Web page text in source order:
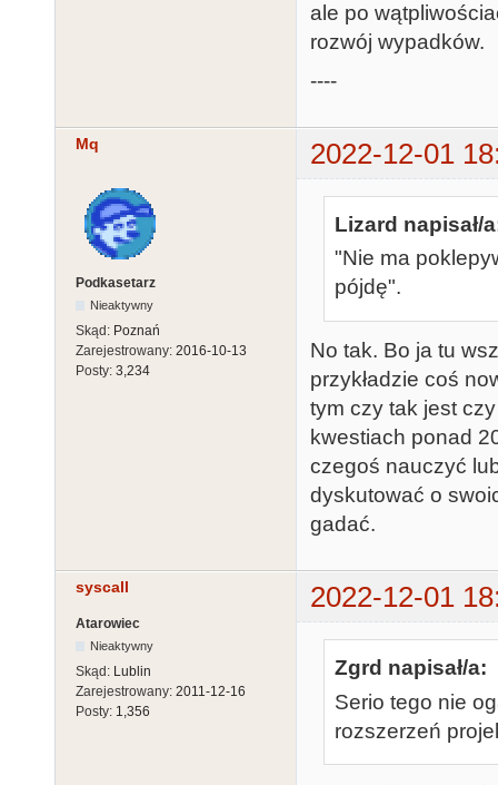
ale po
rozwój wypadków.
----
Mq 2022-12-01
Podkasetarz
Nieaktywny
Skąd: Poznań
Zarejestrowany: 2016-10-13
Posty: 3,234
Lizard napisał/
"Nie ma
pójdę".
No tak. Bo ja tu
przykładzie coś
tym czy tak jest
kwestiach ponad
czegoś nauczyć
dyskutować o
gadać.
syscall 2022-12-01
Atarowiec
Nieaktywny
Skąd: Lublin
Zarejestrowany: 2011-12-16
Posty: 1,356
Zgrd napisał/a:
Serio tego nie
rozszerzeń